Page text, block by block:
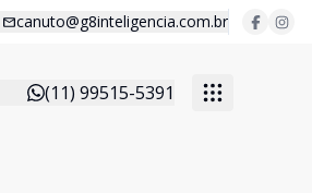
canuto@g8inteligencia.com.br
(11) 99515-5391